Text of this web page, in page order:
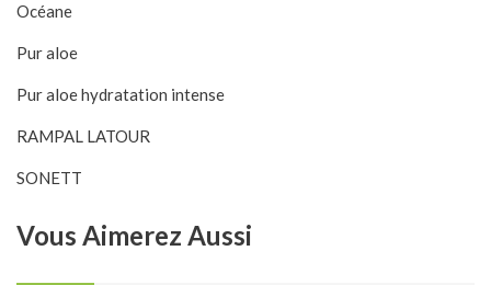
Océane
Pur aloe
Pur aloe hydratation intense
RAMPAL LATOUR
SONETT
Vous Aimerez Aussi